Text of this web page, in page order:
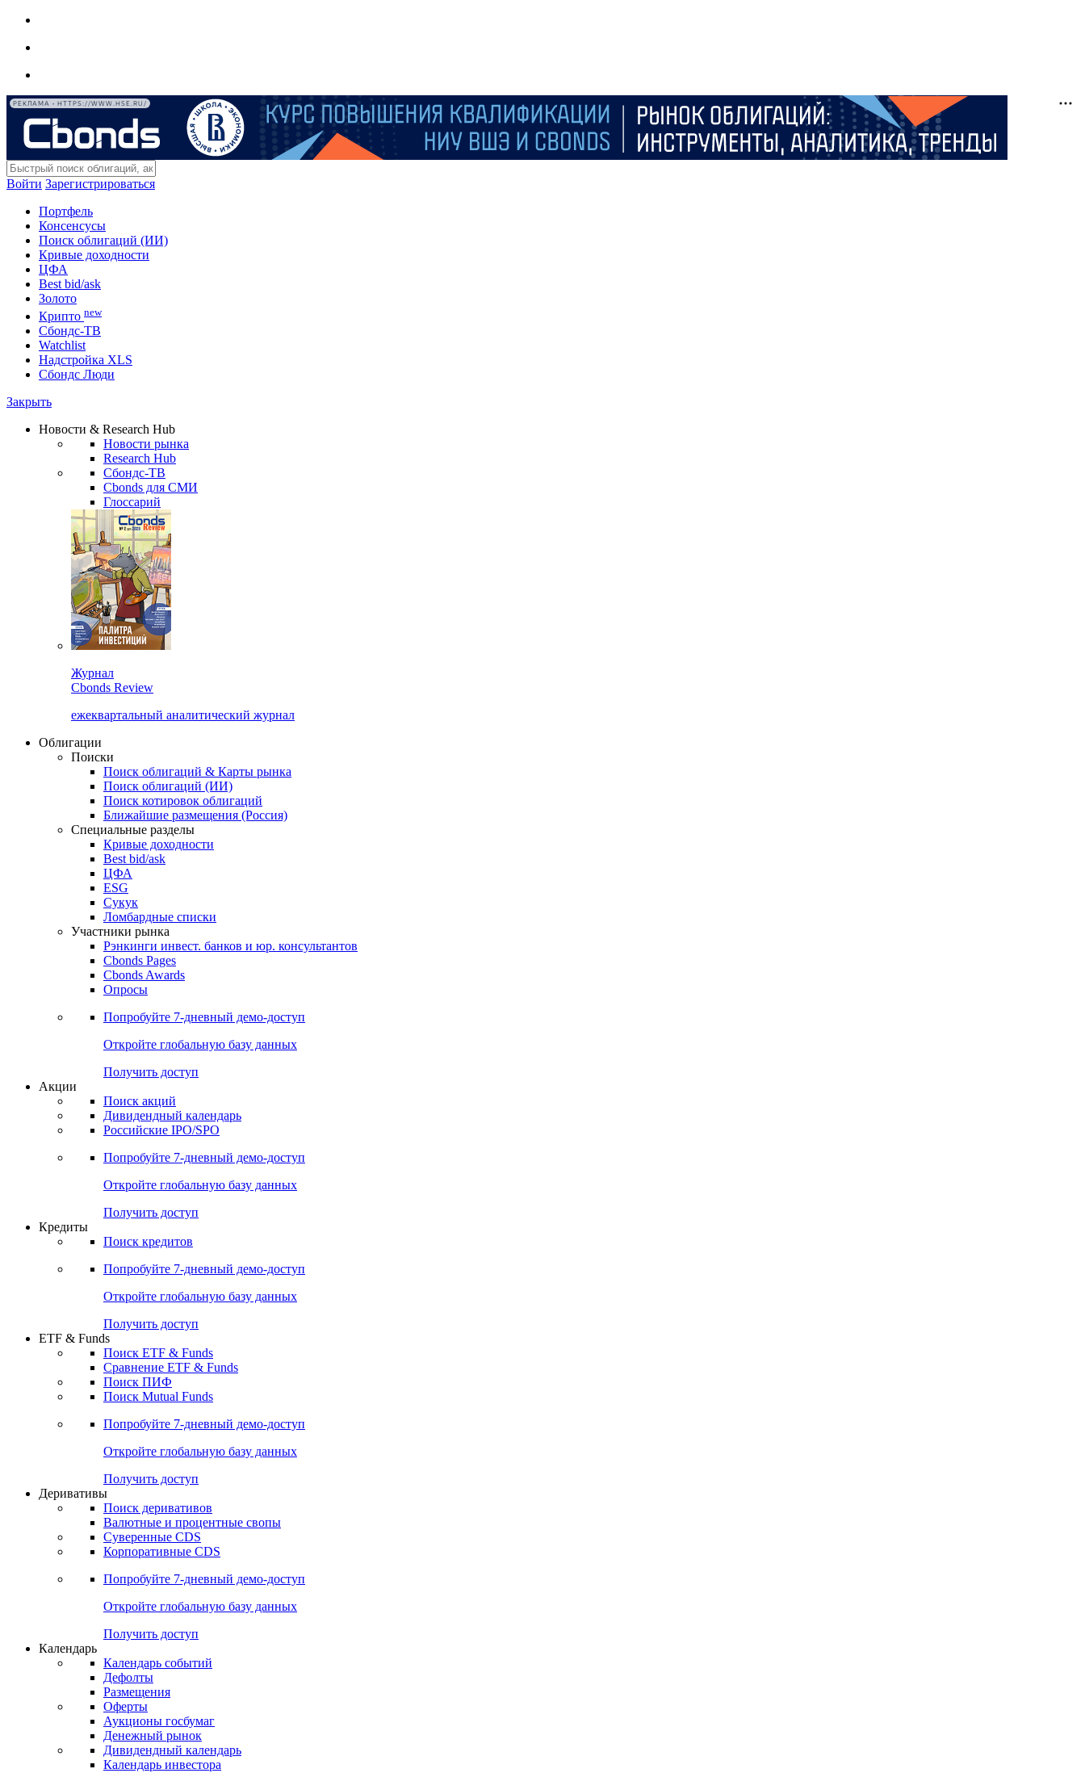
РЕКЛАМА • HTTPS://WWW.HSE.RU/
Войти Зарегистрироваться
Портфель
Консенсусы
Поиск облигаций (ИИ)
Кривые доходности
ЦФА
Best bid/ask
Золото
Крипто new
Сбондс-ТВ
Watchlist
Надстройка XLS
Сбондс Люди
Закрыть
Новости & Research Hub
Новости рынка
Research Hub
Сбондс-ТВ
Cbonds для СМИ
Глоссарий
Журнал
Cbonds Review
ежеквартальный аналитический журнал
Облигации
Поиски
Поиск облигаций & Карты рынка
Поиск облигаций (ИИ)
Поиск котировок облигаций
Ближайшие размещения (Россия)
Специальные разделы
Кривые доходности
Best bid/ask
ЦФА
ESG
Сукук
Ломбардные списки
Участники рынка
Рэнкинги инвест. банков и юр. консультантов
Cbonds Pages
Cbonds Awards
Опросы
Попробуйте 7-дневный демо-доступ
Откройте глобальную базу данных
Получить доступ
Акции
Поиск акций
Дивидендный календарь
Российские IPO/SPO
Попробуйте 7-дневный демо-доступ
Откройте глобальную базу данных
Получить доступ
Кредиты
Поиск кредитов
Попробуйте 7-дневный демо-доступ
Откройте глобальную базу данных
Получить доступ
ETF & Funds
Поиск ETF & Funds
Сравнение ETF & Funds
Поиск ПИФ
Поиск Mutual Funds
Попробуйте 7-дневный демо-доступ
Откройте глобальную базу данных
Получить доступ
Деривативы
Поиск деривативов
Валютные и процентные свопы
Суверенные CDS
Корпоративные CDS
Попробуйте 7-дневный демо-доступ
Откройте глобальную базу данных
Получить доступ
Календарь
Календарь событий
Дефолты
Размещения
Оферты
Аукционы госбумаг
Денежный рынок
Дивидендный календарь
Календарь инвестора